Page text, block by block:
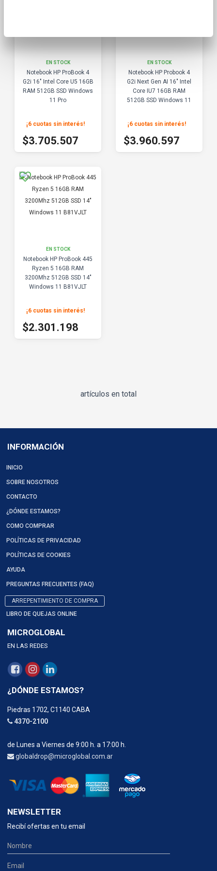
EN STOCK
Notebook HP ProBook 4
G2i 16" Intel Core U5 16GB
RAM 512GB SSD Windows
11 Pro
¡6 cuotas sin interés!
$4.117.230
$3.705.507
EN STOCK
Notebook HP Probook 4
G2i Next Gen AI 16" Intel
Core IU7 16GB RAM
512GB SSD Windows 11
¡6 cuotas sin interés!
$4.400.663
$3.960.597
EN STOCK
Notebook HP ProBook 445
Ryzen 5 16GB RAM
3200Mhz 512GB SSD 14"
Windows 11 B81VJLT
¡6 cuotas sin interés!
$2.556.887
$2.301.198
artículos en total
INFORMACIÓN
INICIO
SOBRE NOSOTROS
CONTACTO
¿DÓNDE ESTAMOS?
COMO COMPRAR
POLÍTICAS DE PRIVACIDAD
POLÍTICAS DE COOKIES
AYUDA
PREGUNTAS FRECUENTES (FAQ)
ARREPENTIMIENTO DE COMPRA
LIBRO DE QUEJAS ONLINE
MICROGLOBAL
EN LAS REDES
¿DÓNDE ESTAMOS?
Piedras 1702, C1140 CABA
4370-2100
de Lunes a Viernes de 9:00 h. a 17:00 h.
globaldrop@microglobal.com.ar
NEWSLETTER
Recibí ofertas en tu email